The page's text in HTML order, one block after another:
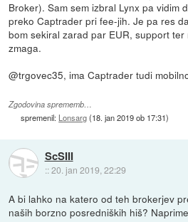
Broker). Sam sem izbral Lynx pa vidim
preko Captrader pri fee-jih. Je pa res
bom sekiral zarad par EUR, support
zmaga.
@trgovec35, ima Captrader tudi
Zgodovina sprememb…
spremenil: Lonsarg(18. jan 2019 ob 17:31)
ScSIII
::20. jan 2019, 22:29
A bi lahko na katero od teh brokerjev
naših borzno posredniških hiš?